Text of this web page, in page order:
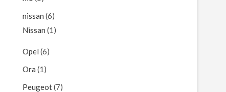
nissan (6)
Nissan (1)
Opel (6)
Ora (1)
Peugeot(7)